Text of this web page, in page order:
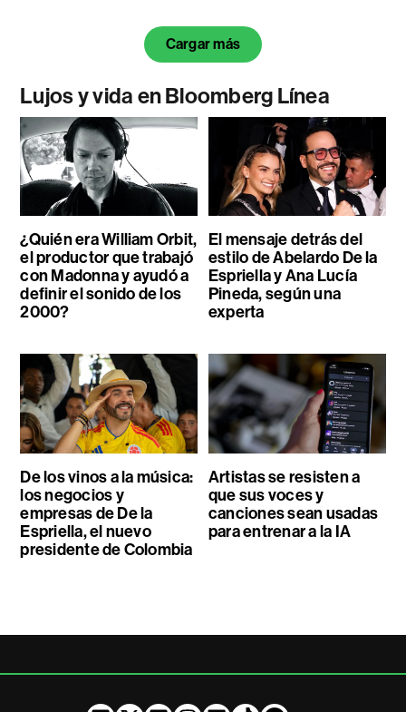
Cargar más
Lujos y vida en Bloomberg Línea
¿Quién era William Orbit,
el productor que trabajó
con Madonna y ayudó a
definir el sonido de los
2000?
El mensaje detrás del
estilo de Abelardo De la
Espriella y Ana Lucía
Pineda, según una
experta
De los vinos a la música:
los negocios y
empresas de De la
Espriella, el nuevo
presidente de Colombia
Artistas se resisten a
que sus voces y
canciones sean usadas
para entrenar a la IA